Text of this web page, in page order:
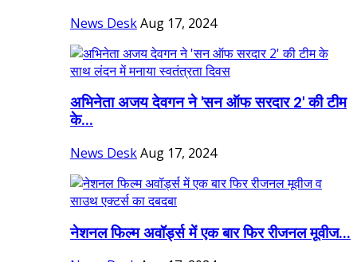
News DeskAug 17, 2024
अभिनेता अजय देवगन ने 'सन ऑफ सरदार 2' की टीम
के...
News DeskAug 17, 2024
नेशनल फिल्म अवॉर्ड्स में एक बार फिर रीजनल मूवीज...